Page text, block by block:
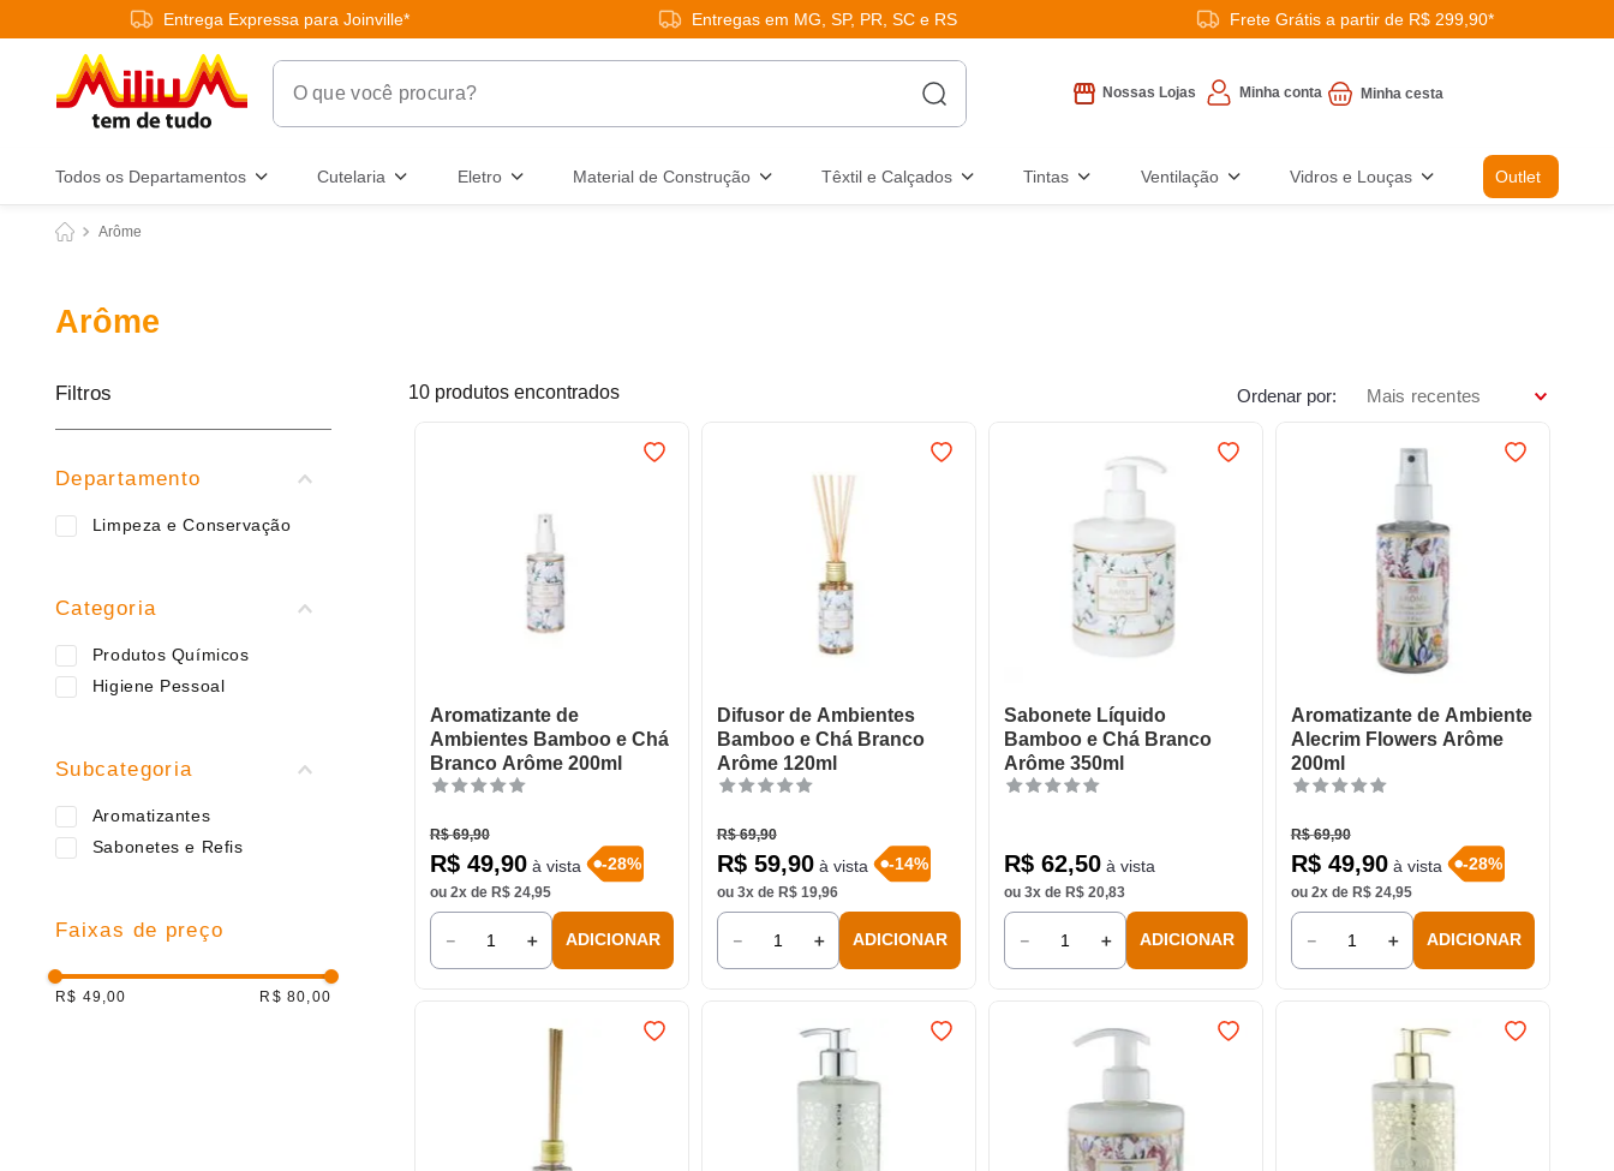
Entrega Expressa para Joinville* Entregas em MG, SP, PR, SC e RS Frete Grátis a partir de R$ 299,90*
O que você procura?
Nossas Lojas Minha conta
Todos os Departamentos Cutelaria Eletro Material de Construção Têxtil e Calçados Tintas Ventilação Vidros e Louças Outlet
Arôme
Arôme
Filtros
Departamento
Limpeza e Conservação
Categoria
Produtos Químicos
Higiene Pessoal
Subcategoria
Aromatizantes
Sabonetes e Refis
Faixas de preço
R$ 49,00 R$ 80,00
10 produtos Ordenar por Mais recentes
Aromatizante de
Ambientes Bamboo e Chá
Branco Arôme 200ml
R$ 69,90
R$ 49,90à vista -28%
ou 2x de R$ 24,95
＋
－ ADICIONAR
Difusor de Ambientes
Bamboo e Chá Branco
Arôme 120ml
R$ 69,90
R$ 59,90à vista -14%
ou 3x de R$ 19,96
＋
－ ADICIONAR
Sabonete Líquido
Bamboo e Chá Branco
Arôme 350ml
R$ 62,50à vista
ou 3x de R$ 20,83
＋
－ ADICIONAR
Aromatizante de Ambiente
Alecrim Flowers Arôme
200ml
R$ 69,90
R$ 49,90à vista -28%
ou 2x de R$ 24,95
＋
－ ADICIONAR